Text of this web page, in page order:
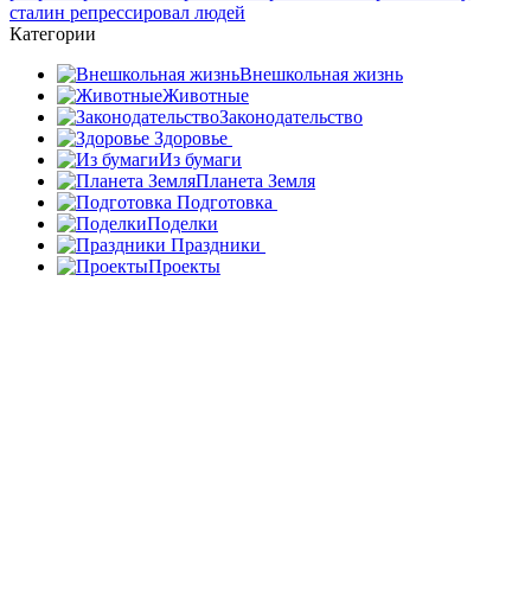
Категории
Внешкольная жизнь
Животные
Законодательство
Здоровье
Из бумаги
Планета Земля
Подготовка
Поделки
Праздники
Проекты